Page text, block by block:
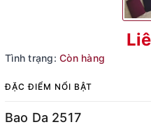
Tình trạng: Còn hàng
ĐẶC ĐIỂM NỔI BẬT
Bao Da 2517